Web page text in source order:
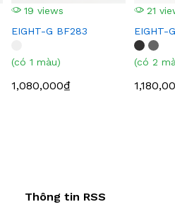
19 views
EIGHT-G BF283
(có 1 màu)
1,080,000₫
21
EIGHT-
(có 2
Thông tin RSS